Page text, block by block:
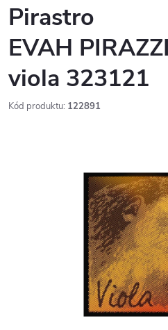
Pirastro
EVAH
viola 323121
Kód produktu: 122891